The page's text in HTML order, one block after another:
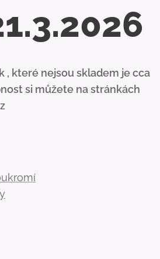
, které nejsou skladem je cca
si můžete na stránkách